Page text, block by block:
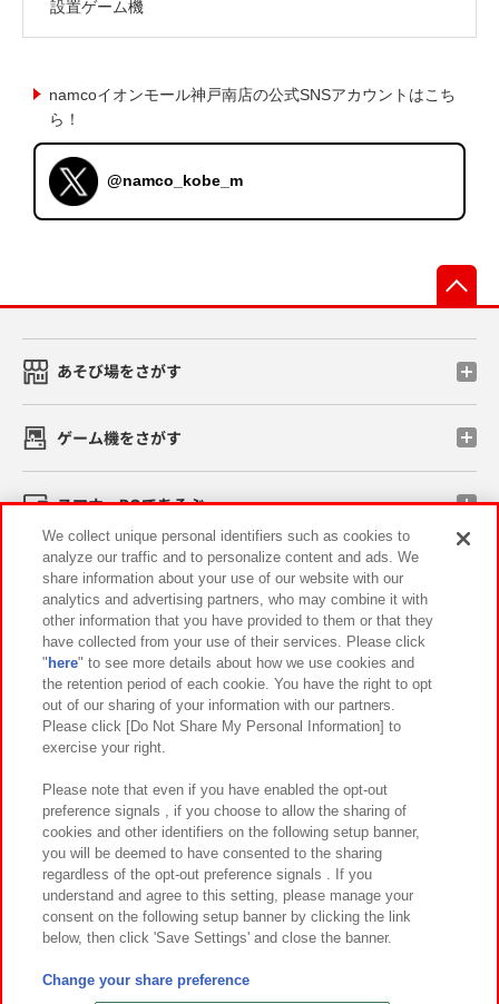
設置ゲーム機
namcoイオンモール神戸南店の公式SNSアカウントはこち
ら！
@namco_kobe_m
あそび場をさがす
ゲーム機をさがす
スマホ・PCであそぶ
イベント・キャンペーン
関連会社 サステナビリティ サイトポリシー
プライバシーポリシー ウェブアクセシビリティ方針と検証結果
お取引先さまとともに
カスタマーハラスメント対応方針 よくあるご質問・お問い合わせ
©Bandai Namco Amusement Inc.
©Bandai Namco Amusement Lab Inc.
We collect unique personal identifiers such as cookies to
analyze our traffic and to personalize content and ads. We
share information about your use of our website with our
analytics and advertising partners, who may combine it with
other information that you have provided to them or that they
have collected from your use of their services. Please click
" here" to see more details about how we use cookies and
the retention period of each cookie. You have the right to opt
out of our sharing of your information with our partners.
Please click [Do Not Share My Personal Information] to
exercise your right.
Please note that even if you have enabled the opt-out
preference signals , if you choose to allow the sharing of
cookies and other identifiers on the following setup banner,
you will be deemed to have consented to the sharing
regardless of the opt-out preference signals . If you
understand and agree to this setting, please manage your
consent on the following setup banner by clicking the link
below, then click 'Save Settings' and close the banner.
Change your share preference